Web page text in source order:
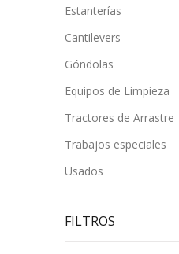
Estanterías
Cantilevers
Góndolas
Equipos de Limpieza
Tractores de Arrastre
Trabajos especiales
Usados
FILTROS